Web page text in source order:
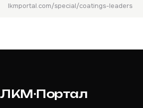
lkmportal.com/special/coatings-leaders
ЛКМ·Портал